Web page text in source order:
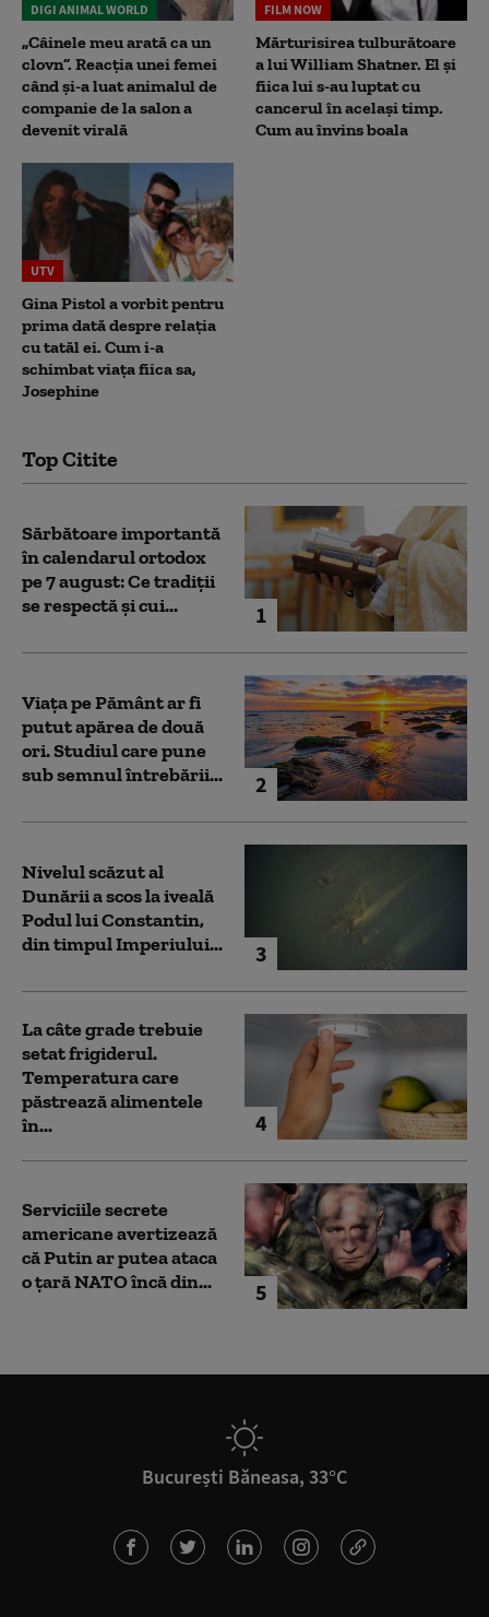
DIGI ANIMAL WORLD
„Câinele meu arată ca un
clovn”. Reacția unei femei
când și-a luat animalul de
companie de la salon a
devenit virală
FILM NOW
Mărturisirea tulburătoare
a lui William Shatner. El și
fiica lui s-au luptat cu
cancerul în același timp.
Cum au învins boala
UTV
Gina Pistol a vorbit pentru
prima dată despre relația
cu tatăl ei. Cum i-a
schimbat viața fiica sa,
Josephine
Top Citite
1
Sărbătoare importantă
în calendarul ortodox
pe 7 august: Ce tradiții
se respectă și cui...
2
Viața pe Pământ ar fi
putut apărea de două
ori. Studiul care pune
sub semnul întrebării...
3
Nivelul scăzut al
Dunării a scos la iveală
Podul lui Constantin,
din timpul Imperiului...
4
La câte grade trebuie
setat frigiderul.
Temperatura care
păstrează alimentele
în...
5
Serviciile secrete
americane avertizează
că Putin ar putea ataca
o țară NATO încă din...
București Băneasa, 33°C